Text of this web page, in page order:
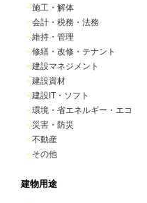
・ 施工・解体
・ 会計・税務・法務
・ 維持・管理
・ 修繕・改修・テナント
・ 建設マネジメント
・ 建設資材
・ 建設IT・ソフト
・ 環境・省エネルギー・エコ
・ 災害・防災
・ 不動産
・ その他
建物用途